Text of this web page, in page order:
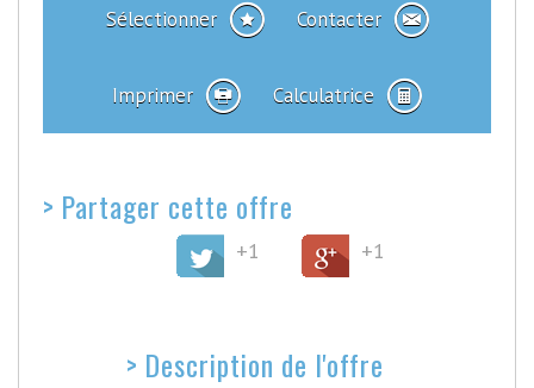
Sélectionner Contacter
Imprimer Calculatrice
> Partager cette offre
+1 +1
> Description de l'offre